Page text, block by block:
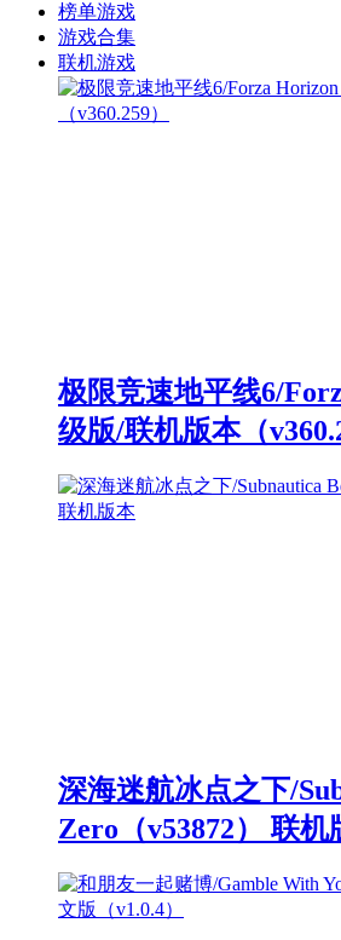
榜单游戏
游戏合集
联机游戏
极限竞速地平线6/
级版/联机版本（
深海迷航冰点之下/
Zero（v53872） 联机